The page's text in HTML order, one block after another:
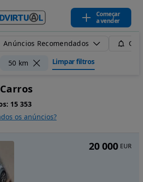
Começar
a vender
Anúncios Recomendados
50 km Limpar filtros
15 353
os anúncios?
20 000 EUR